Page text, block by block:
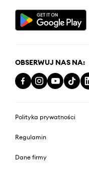
OBSERWUJ NAS NA:
Polityka prywatności
Regulamin
Dane firmy